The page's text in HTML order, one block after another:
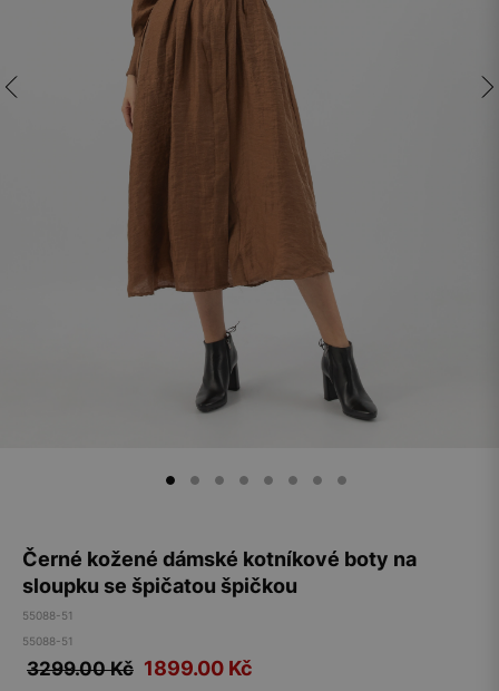
Černé kožené dámské kotníkové boty na
sloupku se špičatou špičkou
55088-51
55088-51
3299.00 Kč 1899.00 Kč